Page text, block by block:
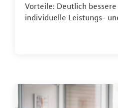
Vorteile: Deutlich
individuelle Leistungs-